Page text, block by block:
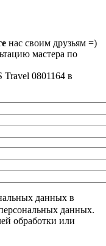
нас своим друзьям =)
мастера по
Travel 0801164 в
данных в
данных.
обработки или